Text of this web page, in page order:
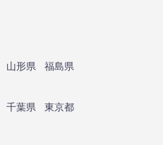
山形県
福島県
千葉県
東京都